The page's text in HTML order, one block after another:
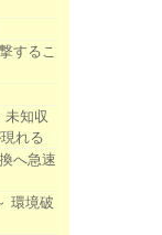
するこ
未知収
れる
へ急速
環境破